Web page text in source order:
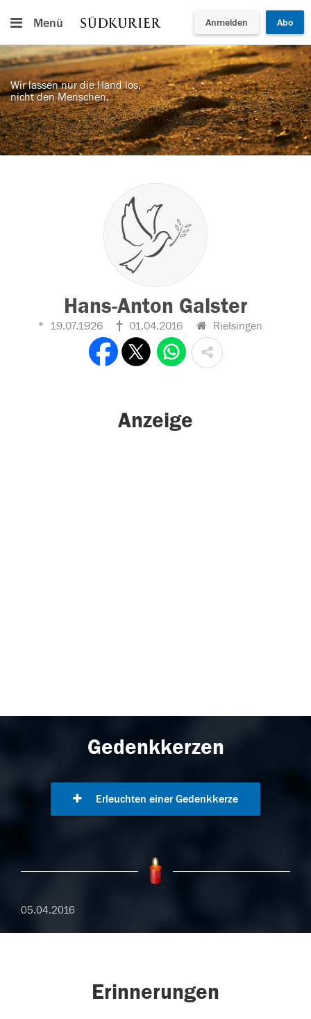
Menü Anmelden Abo
Wir lassen nur die Hand los,
nicht den Menschen.
Hans-Anton Galster
19.07.1926 01.04.2016 Rielsingen
Anzeige
Gedenkkerzen
Erleuchten einer Gedenkkerze
05.04.2016
Erinnerungen